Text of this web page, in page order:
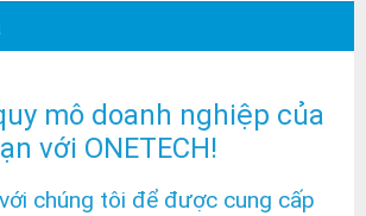
mô doanh nghiệp của
với ONETECH!
chúng tôi để được cung cấp